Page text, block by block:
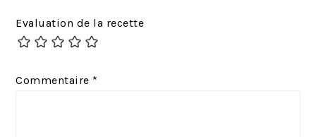
Evaluation de la recette
Commentaire *